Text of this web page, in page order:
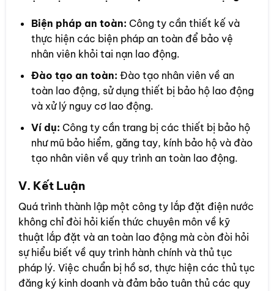
Biện pháp an toàn: Công ty cần thiết kế và
thực hiện các biện pháp an toàn để bảo vệ
nhân viên khỏi tai nạn lao động.
Đào tạo an toàn: Đào tạo nhân viên về an
toàn lao động, sử dụng thiết bị bảo hộ lao động
và xử lý nguy cơ lao động.
Ví dụ: Công ty cần trang bị các thiết bị bảo hộ
như mũ bảo hiểm, găng tay, kính bảo hộ và đào
tạo nhân viên về quy trình an toàn lao động.
V. Kết Luận
Quá trình thành lập một công ty lắp đặt điện nước
không chỉ đòi hỏi kiến thức chuyên môn về kỹ
thuật lắp đặt và an toàn lao động mà còn đòi hỏi
sự hiểu biết về quy trình hành chính và thủ tục
pháp lý. Việc chuẩn bị hồ sơ, thực hiện các thủ tục
đăng ký kinh doanh và đảm bảo tuân thủ các quy